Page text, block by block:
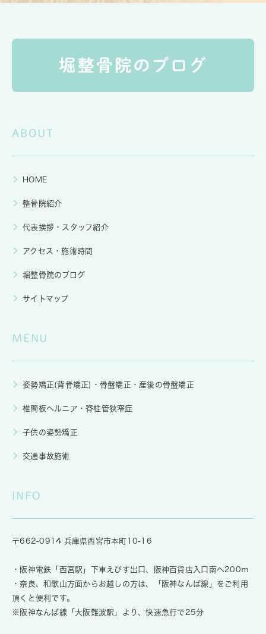
ABOUT
HOME
整骨院紹介
代表挨拶・スタッフ紹介
アクセス・施術時間
堀整骨院のブログ
サイトマップ
MENU
姿勢矯正(背骨矯正)・骨盤矯正・産後の骨盤矯正
椎間板ヘルニア・脊柱管狭窄症
子供の姿勢矯正
交通事故施術
INFO
〒662-0914 兵庫県西宮市本町10-16
・阪神電鉄「西宮駅」下車えびす出口、阪神百貨店入口南へ200ｍ
・奈良、和歌山方面からお越しの方は、「阪神なんば線」をご利用
頂くと便利です。
※阪神なんば線「大阪難波駅」より、快速急行で25分